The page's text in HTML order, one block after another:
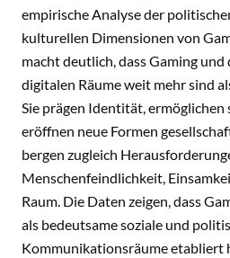
empirische Analyse der
kulturellen Dimensionen von
macht deutlich, dass Gaming und
digitalen Räume weit mehr sind
Sie prägen Identität,
eröffnen neue Formen
bergen zugleich
Menschenfeindlichkeit,
Raum. Die Daten zeigen, dass
als bedeutsame soziale und
Kommunikationsräume etabliert